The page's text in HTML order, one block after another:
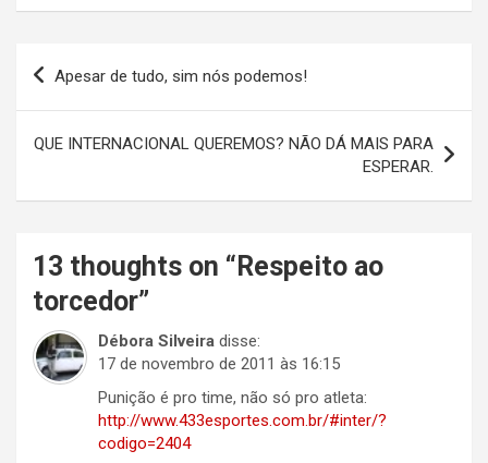
Navegação
Post
Apesar de tudo, sim nós podemos!
QUE INTERNACIONAL QUEREMOS? NÃO DÁ MAIS PARA
ESPERAR.
13 thoughts on “ Respeito ao
torcedor”
Débora Silveira disse:
17 de novembro de 2011 às 16:15
Punição é pro time, não só pro atleta:
http://www.433esportes.com.br/#inter/?
codigo=2404